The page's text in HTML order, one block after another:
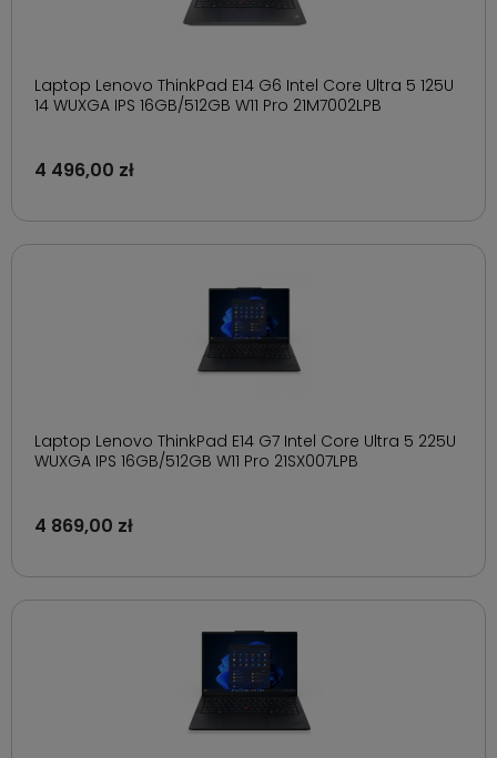
Laptop Lenovo ThinkPad E14 G6 Intel Core Ultra 5 125U
14 WUXGA IPS 16GB/512GB W11 Pro 21M7002LPB
4 496,00 zł
Laptop Lenovo ThinkPad E14 G7 Intel Core Ultra 5 225U
WUXGA IPS 16GB/512GB W11 Pro 21SX007LPB
4 869,00 zł